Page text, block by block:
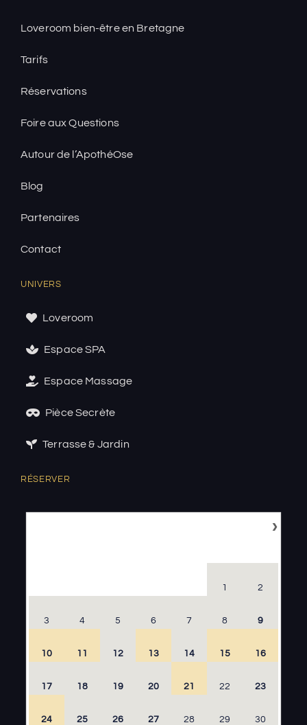
Loveroom bien-être en Bretagne
Tarifs
Réservations
Foire aux Questions
Autour de l’ApothéOse
Blog
Partenaires
Contact
UNIVERS
Loveroom
Espace SPA
Espace Massage
Pièce Secrète
Terrasse & Jardin
RÉSERVER
›
1 2
3 4 5 6 7 8 9
10 11 12 13 14 15 16
17 18 19 20 21 22 23
24 25 26 27 28 29 30